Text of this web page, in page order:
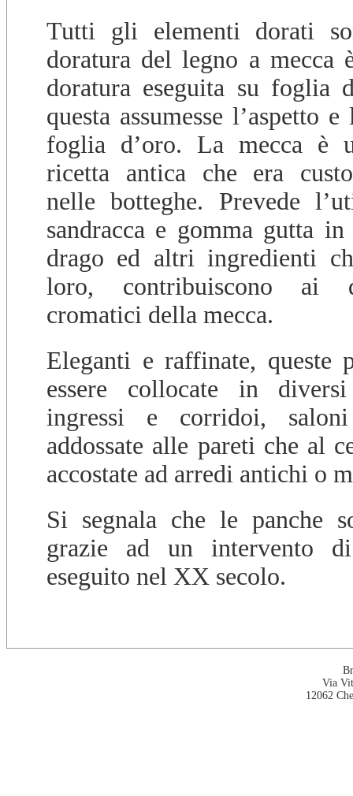
Tutti gli elementi dorati
doratura del legno a mecca
doratura eseguita su foglia
questa assumesse l’aspetto
foglia d’oro. La mecca è
ricetta antica che era
nelle botteghe. Prevede
sandracca e gomma gutta
drago ed altri ingredienti
loro, contribuiscono ai
cromatici della mecca.
Eleganti e raffinate, queste
essere collocate in
ingressi e corridoi,
addossate alle pareti che al
accostate ad arredi antichi o
Si segnala che le panche
grazie ad un intervento
eseguito nel XX secolo.
Via
12062